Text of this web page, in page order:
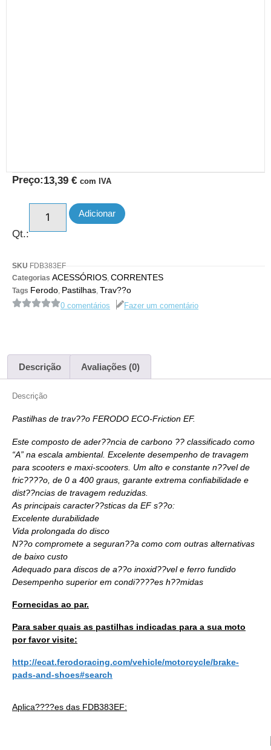
Preço:13,39 € com IVA
Qt.:
Adicionar
SKU FDB383EF
Categorias ACESSÓRIOS, CORRENTES
Tags Ferodo, Pastilhas, Trav??o
0 comentários Fazer um comentário
Descrição Avaliações (0)
Descrição
Pastilhas de trav??o FERODO ECO-Friction EF.
Este composto de ader??ncia de carbono ?? classificado como
“A” na escala ambiental. Excelente desempenho de travagem
para scooters e maxi-scooters. Um alto e constante n??vel de
fric????o, de 0 a 400 graus, garante extrema confiabilidade e
dist??ncias de travagem reduzidas.
As principais caracter??sticas da EF s??o:
Excelente durabilidade
Vida prolongada do disco
N??o compromete a seguran??a como com outras alternativas
de baixo custo
Adequado para discos de a??o inoxid??vel e ferro fundido
Desempenho superior em condi????es h??midas
Fornecidas ao par.
Para saber quais as pastilhas indicadas para a sua moto
por favor visite:
http://ecat.ferodoracing.com/vehicle/motorcycle/brake-
pads-and-shoes#search
Aplica????es das FDB383EF: